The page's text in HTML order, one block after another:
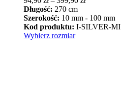
od
94,90 zł
Długość: 270 cm
Szerokość: 10 mm - 100 mm
Kod produktu: I-SILVER-MI
Wybierz rozmiarTen